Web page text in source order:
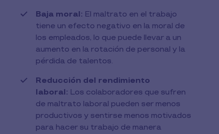
Baja moral: El maltrato en el trabajo
tiene un efecto negativo en la moral de
los empleados, lo que puede llevar a un
aumento en la rotación de personal y la
pérdida de talentos.
Reducción del rendimiento
laboral: Los colaboradores que sufren
de maltrato laboral pueden ser menos
productivos y sentirse menos motivados
para hacer su trabajo de manera